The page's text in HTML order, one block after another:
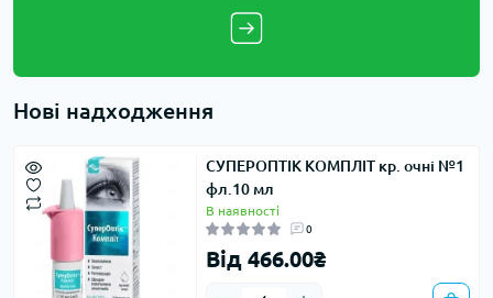
Нові надходження
СУПЕРОПТІК КОМПЛІТ кр. очні №1
фл.10 мл
В наявності
0
Від 466.00₴